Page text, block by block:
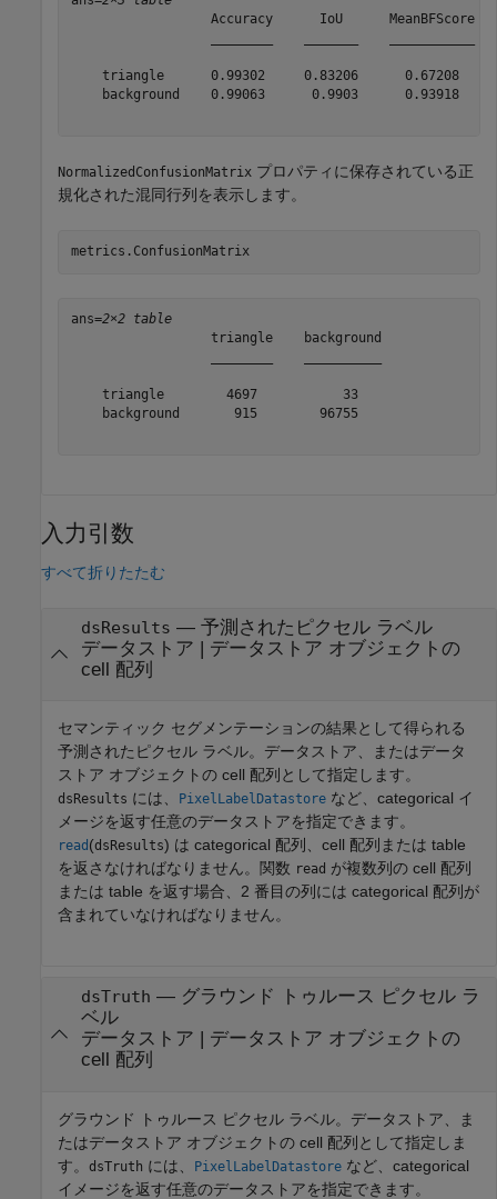
                  Accuracy      IoU      MeanBFScore
    triangle      0.99302     0.83206      0.67208
    background    0.99063      0.9903      0.93918
NormalizedConfusionMatrix プロパティに保存されている正
規化された混同行列を表示します。
metrics.ConfusionMatrix
ans=2×2 table
                  triangle    background
    triangle        4697           33
    background       915        96755
入力引数
すべて折りたたむ
dsResults — 予測されたピクセル ラベル
データストア | データストア オブジェクトの
cell 配列
セマンティック セグメンテーションの結果として得られる
予測されたピクセル ラベル。データストア、またはデータ
ストア オブジェクトの cell 配列として指定します。
dsResults には、 PixelLabelDatastore など、categorical イ
メージを返す任意のデータストアを指定できます。
read (dsResults) は categorical 配列、cell 配列または table
を返さなければなりません。関数 read が複数列の cell 配列
または table を返す場合、2 番目の列には categorical 配列が
含まれていなければなりません。
dsTruth — グラウンド トゥルース ピクセル ラ
ベル
データストア | データストア オブジェクトの
cell 配列
グラウンド トゥルース ピクセル ラベル。データストア、ま
たはデータストア オブジェクトの cell 配列として指定しま
す。 dsTruth には、 PixelLabelDatastore など、categorical
イメージを返す任意のデータストアを指定できます。